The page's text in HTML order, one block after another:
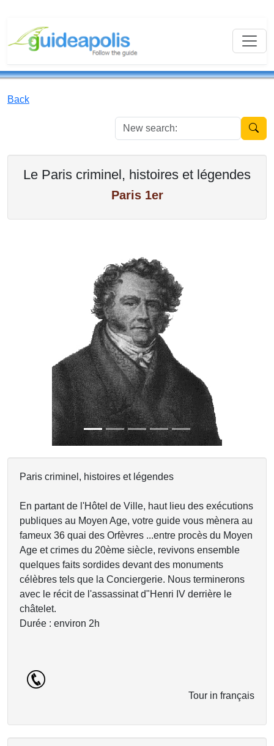
Back
New
Le Paris criminel, histoires et légendes
Paris 1er
Paris criminel, histoires et légendes
En partant de l'Hôtel de Ville, haut lieu des exécutions
publiques au Moyen Age, votre guide vous mènera au
fameux 36 quai des Orfèvres ...entre procès du Moyen
Age et crimes du 20ème siècle, revivons ensemble
quelques faits sordides devant des monuments
célèbres tels que la Conciergerie. Nous terminerons
avec le récit de l'assassinat d"Henri IV derrière le
châtelet.
Durée : environ 2h
Tour in français